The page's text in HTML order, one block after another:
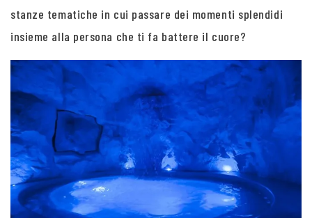
stanze tematiche in cui passare dei momenti splendidi
insieme alla persona che ti fa battere il cuore?